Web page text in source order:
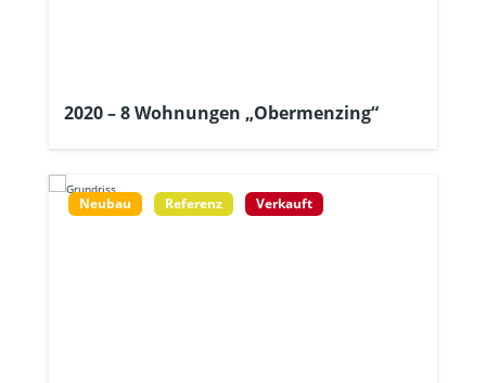
2020 – 8 Wohnungen „Obermenzing“
Neubau Referenz Verkauft